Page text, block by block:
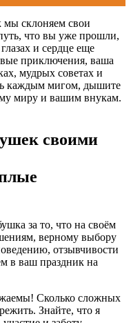
мы склоняем свои
что вы уже прошли,
и сердце еще
приключения, ваша
мудрых советах и
каждым мигом, дышите
миру и вашим внукам.
своими
за то, что на своём
верному выбору
отзывчивости
в ваш праздник на
Сколько сложных
Знайте, что я